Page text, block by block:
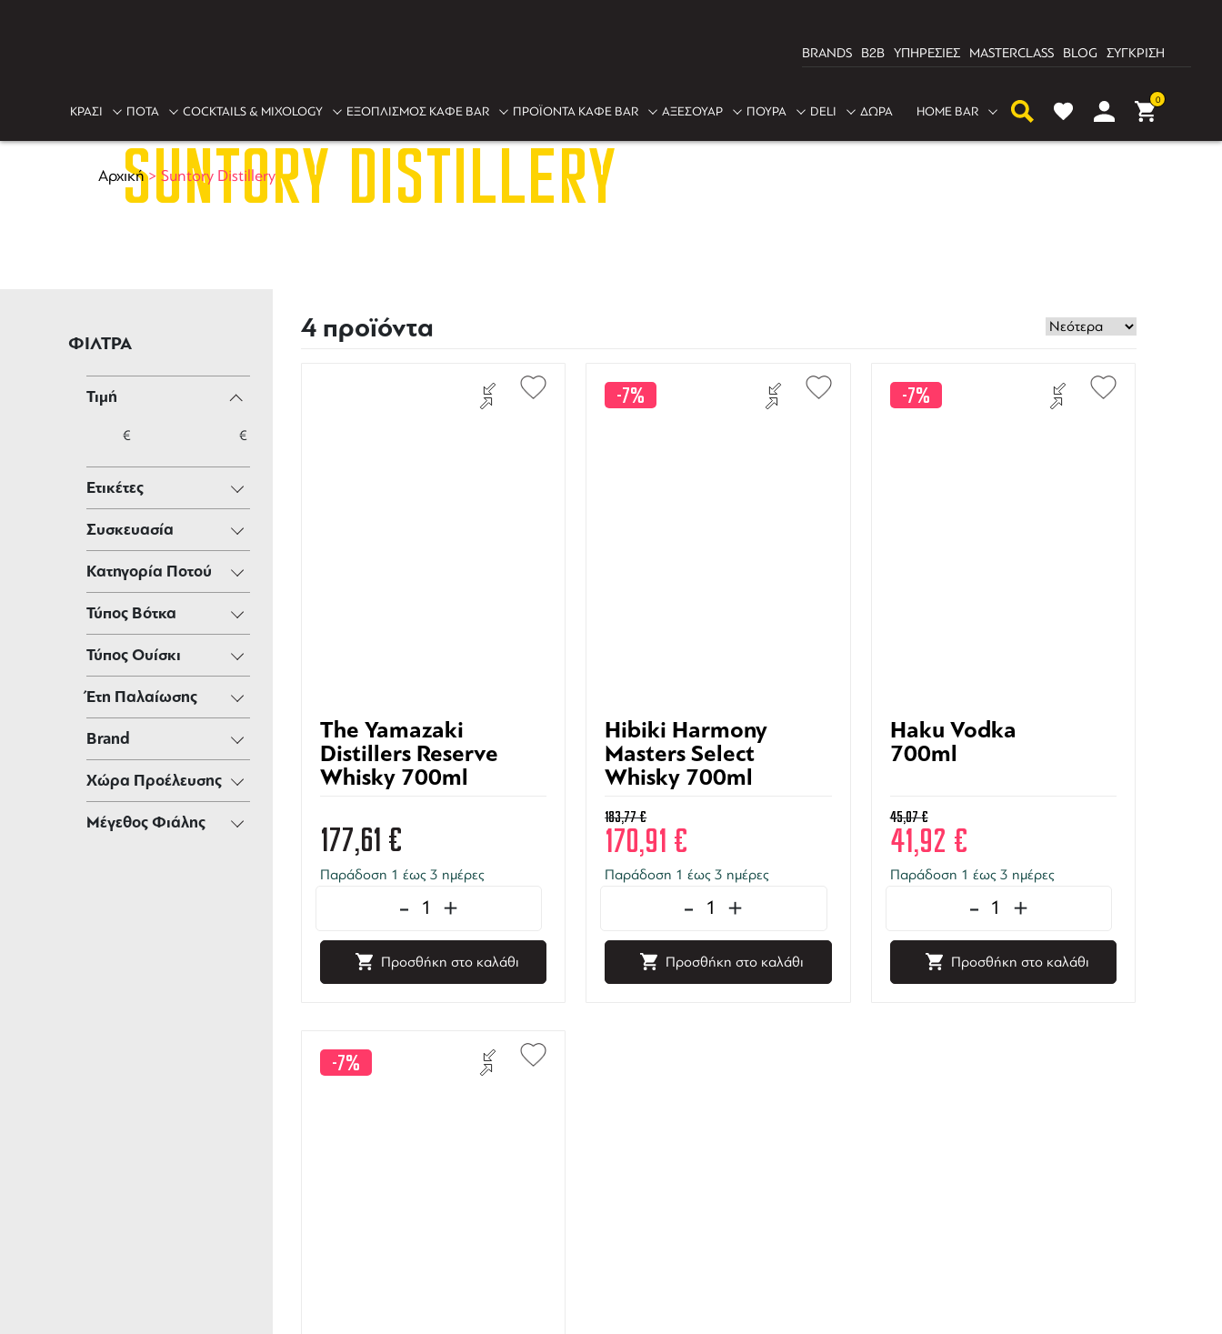
BRANDS B2B ΥΠΗΡΕΣΙΕΣ MASTERCLASS BLOG ΣΥΓΚΡΙΣΗ
ΚΡΑΣΙ ΠΟΤΑ COCKTAILS & MIXOLOGY ΕΞΟΠΛΙΣΜΟΣ ΚΑΦΕ BAR ΠΡΟΪΟΝΤΑ ΚΑΦΕ BAR ΑΞΕΣΟΥΑΡ ΠΟΥΡΑ DELI ΔΩΡΑ HOME BAR
0
Αρχική> Suntory Distillery
SUNTORY DISTILLERY
ΦΙΛΤΡΑ
Τιμή
€ €
Ετικέτες
Συσκευασία
Κατηγορία Ποτού
Τύπος Βότκα
Τύπος Ουίσκι
Έτη Παλαίωσης
Brand
Χώρα Προέλευσης
Μέγεθος Φιάλης
4 προϊόντα
The Yamazaki
Distillers Reserve
Whisky 700ml
177,61 €
Παράδοση 1 έως 3 ημέρες
- +
Προσθήκη στο καλάθι
-7%
Hibiki Harmony
Masters Select
Whisky 700ml
183,77€
170,91 €
Παράδοση 1 έως 3 ημέρες
- +
Προσθήκη στο καλάθι
-7%
Haku Vodka
700ml
45,07€
41,92 €
Παράδοση 1 έως 3 ημέρες
- +
Προσθήκη στο καλάθι
-7%